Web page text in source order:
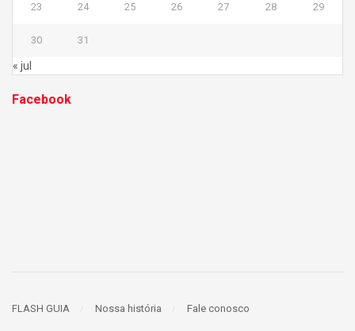
23 24 25 26 27 28 29
30 31
« jul
Facebook
FLASH GUIA Nossa história Fale conosco